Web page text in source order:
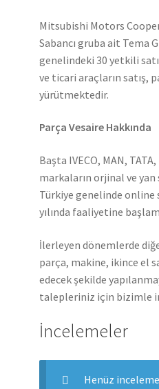
Mitsubishi Motors
Sabancı gruba ait Tema
genelindeki 30 yetkili
ve ticari araçların satış,
yürütmektedir.
Parça Vesaire Hakkında
Başta IVECO, MAN,
markaların orjinal ve yan
Türkiye genelinde online
yılında faaliyetine
İlerleyen dönemlerde
parça, makine, ikince el
edecek şekilde
talepleriniz için bizimle
İncelemeler
Henüz inceleme